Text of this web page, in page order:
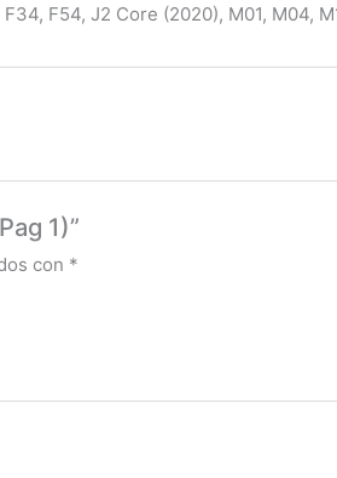
F54, J2 Core (2020), M01, M04,
1)”
con *